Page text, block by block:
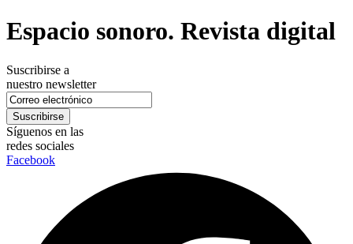
Espacio sonoro. Revista digital
Suscribirse a
nuestro newsletter
Síguenos en las
redes sociales
Facebook